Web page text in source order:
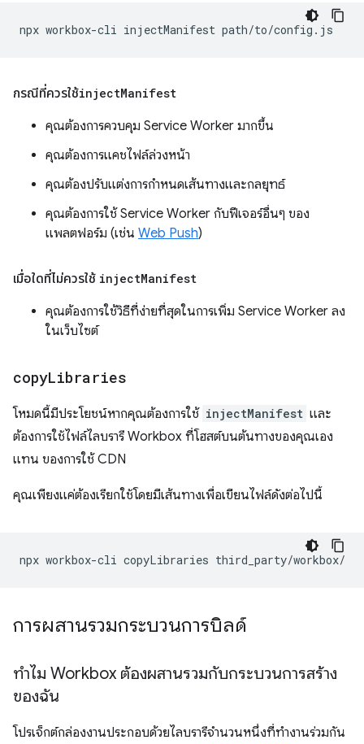
npx workbox-cli injectManifest
กรณีที่ควรใช้injectManifest
คุณต้องการควบคุม Service Worker มากขึ้น
คุณต้องการแคชไฟล์ล่วงหน้า
คุณต้องปรับแต่งการกำหนดเส้นทางและกลยุทธ์
คุณต้องการใช้ Service Worker กับฟีเจอร์อื่นๆ ของ
แพลตฟอร์ม (เช่น Web Push)
เมื่อใดที่ไม่ควรใช้ injectManifest
คุณต้องการใช้วิธีที่ง่ายที่สุดในการเพิ่ม Service Worker ลง
ในเว็บไซต์
copyLibraries
โหมดนี้มีประโยชน์หากคุณต้องการใช้ injectManifest และ
ต้องการใช้ไฟล์ไลบรารี Workbox ที่โฮสต์บนต้นทางของคุณเอง
แทน ของการใช้ CDN
คุณเพียงแค่ต้องเรียกใช้โดยมีเส้นทางเพื่อเขียนไฟล์ดังต่อไปนี้
npx workbox-cli copyLibraries
การผสานรวมกระบวนการบิลด์
ทำไม Workbox ต้องผสานรวมกับกระบวนการสร้าง
ของฉัน
โปรเจ็กต์กล่องงานประกอบด้วยไลบรารีจำนวนหนึ่งที่ทำงานร่วมกัน